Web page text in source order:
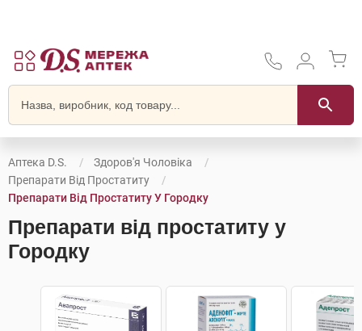
Аптека D.S.
Здоров'я Чоловіка
Препарати Від Простатиту
Препарати Від Простатиту У Городку
Препарати від простатиту у
Городку